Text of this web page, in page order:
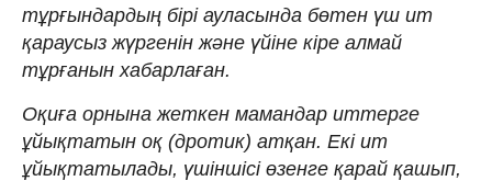
тұрғындардың бірі ауласында бөтен үш ит
қараусыз жүргенін және үйіне кіре алмай
тұрғанын хабарлаған.
Оқиға орнына жеткен мамандар иттерге
ұйықтатын оқ (дротик) атқан. Екі ит
ұйықтатылады, үшіншісі өзенге қарай қашып,